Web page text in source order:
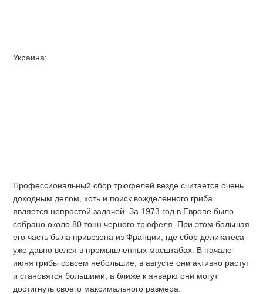
Украина:
Профессиональный сбор трюфелей везде считается очень
доходным делом, хоть и поиск вожделенного гриба
является непростой задачей. За 1973 год в Европе было
собрано около 80 тонн черного трюфеля. При этом большая
его часть была привезена из Франции, где сбор деликатеса
уже давно велся в промышленных масштабах. В начале
июня грибы совсем небольшие, в августе они активно растут
и становятся большими, а ближе к январю они могут
достигнуть своего максимального размера.